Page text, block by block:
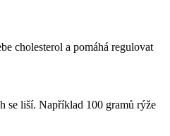
cholesterol a pomáhá regulovat
se liší. Například 100 gramů rýže